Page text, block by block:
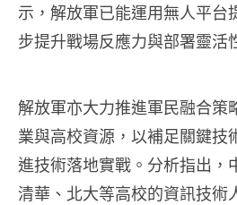
示，解放軍已能運用無人平台
步提升戰場反應力與部署靈活
解放軍亦大力推進軍民融合策
業與高校資源，以補足關鍵技
進技術落地實戰。分析指出，
清華、北大等高校的資訊技術